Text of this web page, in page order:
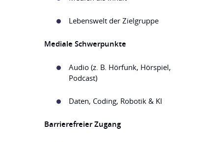
Lebenswelt der Zielgruppe
Mediale Schwerpunkte
Audio (z. B. Hörfunk, Hörspiel,
Podcast)
Daten, Coding, Robotik & KI
Barrierefreier Zugang